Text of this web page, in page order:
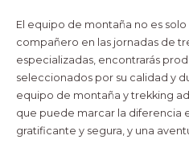
El equipo de montaña no es
compañero en las jornadas de
especializadas, encontrarás
seleccionados por su calidad y
equipo de montaña y trekking
que puede marcar la diferencia
gratificante y segura, y una